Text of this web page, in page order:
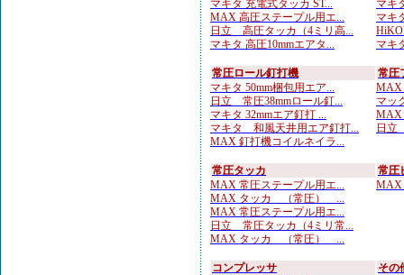
マキタ 充電式タッカ ST...
MAX 高圧ステープル用エ...
日立 高圧タッカ（4ミリ高...
マキタ 高圧10mmエアタ...
マキ
マキ
マキ
常圧ロール釘打機
マキタ 50mm梱包用エア...
日立 常圧38mmロール釘...
マキタ 32mmエア釘打 ...
マキタ 和風天井用エア釘打...
MAX 釘打機コイルネイラ...
常圧
MAX
マッ
MAX
日立
常圧タッカ
MAX 常圧ステープル用エ...
MAX タッカ （常圧） ...
MAX 常圧ステープル用エ...
日立 常圧タッカ（4ミリ常...
MAX タッカ （常圧） ...
常圧
MAX
コンプレッサ
その